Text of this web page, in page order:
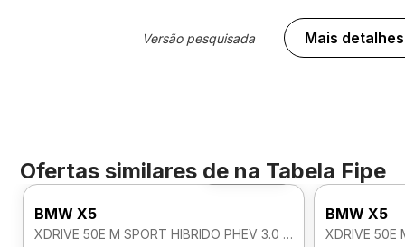
Versão pesquisada Mais detalhes
Ofertas similares de na Tabela Fipe
Foto 360º
BMW X5
XDRIVE 50E M SPORT HIBRIDO PHEV 3.0 AUTOMATICO
BMW X5